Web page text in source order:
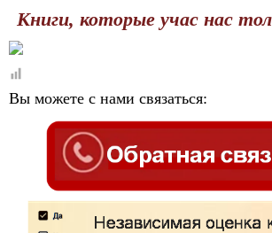
Книги, которые учас нас
Вы можете с нами связаться: